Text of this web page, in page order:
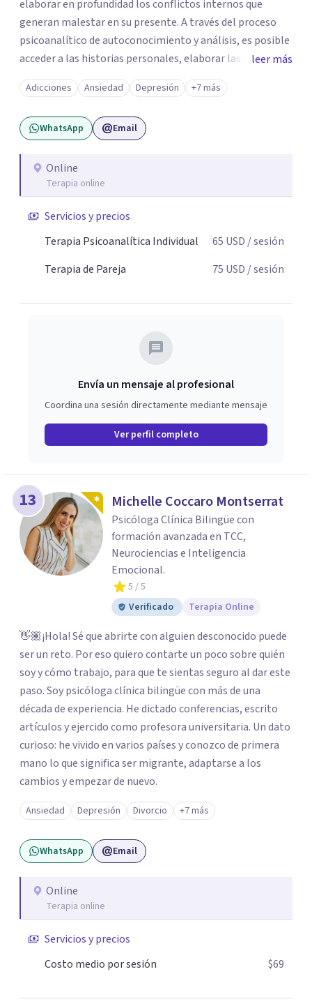
elaborar en profundidad los conflictos internos que
generan malestar en su presente. A través del proceso
psicoanalítico de autoconocimiento y análisis, es posible
acceder a las historias personales, elaborar las
experiencias del pasado y resignificarlas, liberando su
influencia para construir un futuro con mayor libertad y
autenticidad. La terapia psicoanalítica crea un espacio de
verbalización libre y sin filtros. A través de esta
exploran las vivencias que aún condicionan el presente, se
les otorga un nuevo sentido y se transforma su impacto
claridad sobre sí mismos, reducen significativamente su
sufrimiento y alcanzan cambios profundos y duraderos en
leer más
Adicciones Ansiedad Depresión +7 más
WhatsApp Email
Online
Terapia online
Servicios y precios
Terapia Psicoanalítica Individual
65 USD / sesión
Terapia de Pareja
75 USD / sesión
Envía un mensaje al profesional
Coordina una sesión directamente mediante mensaje
Ver perfil completo
13 Michelle Coccaro Montserrat
Psicóloga Clínica Bilingüe con
formación avanzada en TCC,
Neurociencias e Inteligencia
Emocional.
5 / 5
Verificado
Terapia Online
👋🏽¡Hola! Sé que abrirte con alguien desconocido puede
ser un reto. Por eso quiero contarte un poco sobre quién
soy y cómo trabajo, para que te sientas seguro al dar este
paso. Soy psicóloga clínica bilingüe con más de una
década de experiencia. He dictado conferencias, escrito
artículos y ejercido como profesora universitaria. Un dato
curioso: he vivido en varios países y conozco de primera
mano lo que significa ser migrante, adaptarse a los
cambios y empezar de nuevo.
Ansiedad Depresión Divorcio +7 más
WhatsApp Email
Online
Terapia online
Servicios y precios
Costo medio por sesión
$69